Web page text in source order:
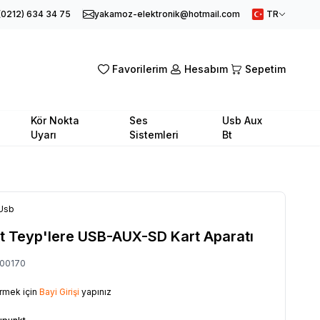
634 34 75 yakamoz-elektronik@hotmail.com TR
Favorilerim Hesabım Sepetim
Kör Nokta
Uyarı
Ses
Sistemleri
Usb Aux
Bt
Teyp'lere USB-AUX-SD Kart Aparatı
için Bayi Girişi yapınız